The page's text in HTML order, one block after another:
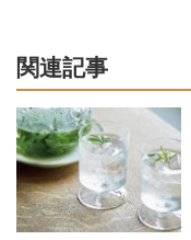
関連記事